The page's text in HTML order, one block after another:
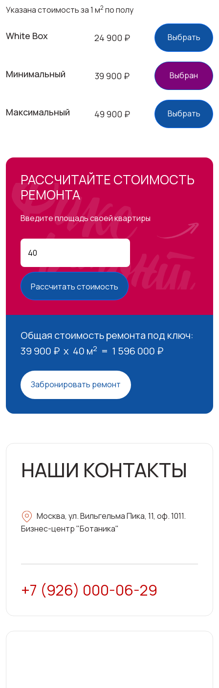
Указана стоимость за 1 м2 по полу
White Box 24 900₽ Выбрать
Минимальный 39 900₽ Выбран
Максимальный 49 900₽ Выбрать
РАССЧИТАЙТЕ СТОИМОСТЬ
РЕМОНТА
Введите площадь своей квартиры
Рассчитать стоимость
Общая стоимость ремонта под ключ:
39 900 ₽ x 40 м2 = 1 596 000 ₽
Забронировать ремонт
НАШИ КОНТАКТЫ
Москва, ул. Вильгельма Пика, 11, оф. 1011.
Бизнес-центр "Ботаника"
+7 (926) 000-06-29